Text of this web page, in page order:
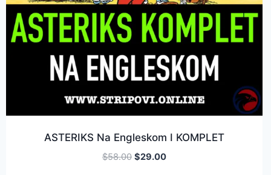
ASTERIKS Na Engleskom I KOMPLET
$58.00 $29.00